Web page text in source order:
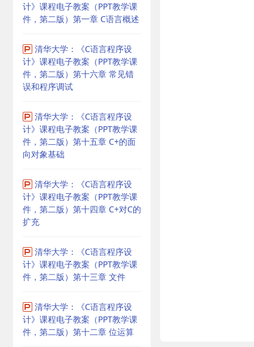
计》课程电子教案（PPT教学课
件，第二版）第一章 C语言概述
清华大学：《C语言程序设
计》课程电子教案（PPT教学课
件，第二版）第十六章 常见错
误和程序调试
清华大学：《C语言程序设
计》课程电子教案（PPT教学课
件，第二版）第十五章 C+的面
向对象基础
清华大学：《C语言程序设
计》课程电子教案（PPT教学课
件，第二版）第十四章 C+对C的
扩充
清华大学：《C语言程序设
计》课程电子教案（PPT教学课
件，第二版）第十三章 文件
清华大学：《C语言程序设
计》课程电子教案（PPT教学课
件，第二版）第十二章 位运算